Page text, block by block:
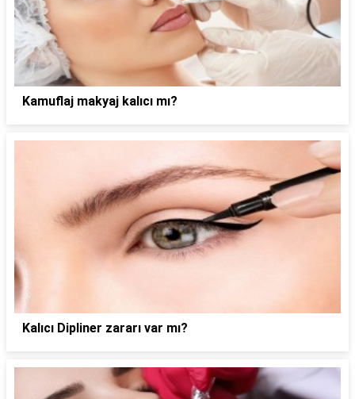
Kamuflaj makyaj kalıcı mı?
Kalıcı Dipliner zararı var mı?